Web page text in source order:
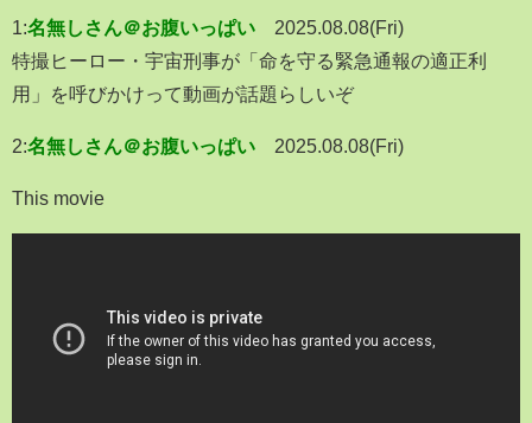
1:名無しさん＠お腹いっぱい
2025.08.08(Fri)
特撮ヒーロー・宇宙刑事が「命を守る緊急通報の適正利
用」を呼びかけって動画が話題らしいぞ
2:名無しさん＠お腹いっぱい 2025.08.08(Fri)
This movie